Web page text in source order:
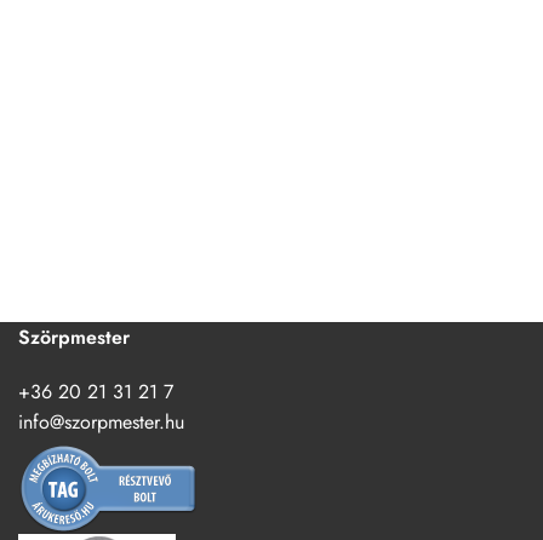
Szörpmester
+36 20 21 31 21 7
info@szorpmester.hu